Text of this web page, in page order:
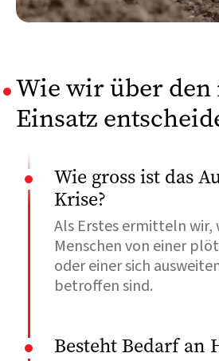
Wie wir über den
Einsatz
Wie gross ist das
Krise?
Als Erstes ermitteln wir,
Menschen von einer
oder einer sich
betroffen sind.
Besteht Bedarf an